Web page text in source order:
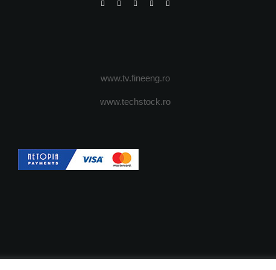
www.tv.fineeng.ro
www.techstock.ro